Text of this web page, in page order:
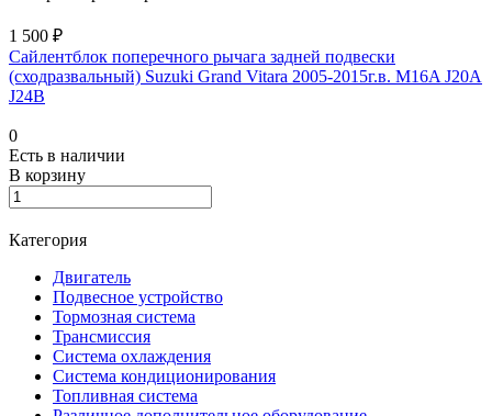
1 500 ₽
Сайлентблок поперечного рычага задней подвески
(сходразвальный) Suzuki Grand Vitara 2005-2015г.в. M16A J20A
J24B
0
Есть в наличии
В корзину
Категория
Двигатель
Подвесное устройство
Тормозная система
Трансмиссия
Система охлаждения
Система кондиционирования
Топливная система